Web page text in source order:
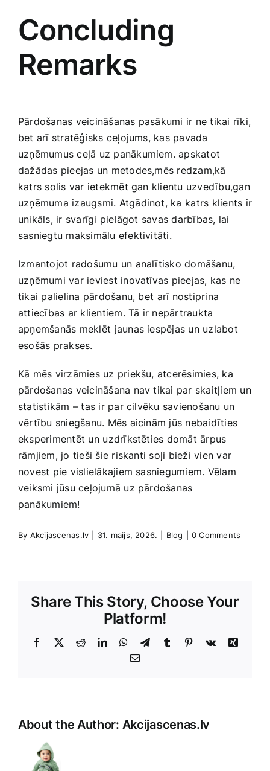
Concluding
Remarks
Pārdošanas veicināšanas pasākumi ir ne tikai rīki,
bet arī stratēģisks ceļojums,‌ kas pavada
uzņēmumus ceļā uz panākumiem.​ apskatot
dažādas pieejas un metodes,mēs redzam,kā
katrs solis var ietekmēt gan klientu uzvedību,gan
uzņēmuma izaugsmi. Atgādinot, ka⁢ katrs klients ir
unikāls, ir svarīgi pielāgot savas darbības, lai
sasniegtu maksimālu efektivitāti.
Izmantojot radošumu un analītisko domāšanu,
uzņēmumi var ieviest inovatīvas‌ pieejas, kas ne
tikai palielina pārdošanu, bet ⁢arī nostiprina
attiecības ar klientiem. Tā ir nepārtraukta
apņemšanās meklēt⁢ jaunas iespējas un uzlabot
esošās prakses.
Kā mēs virzāmies uz priekšu, atcerēsimies, ka
pārdošanas veicināšana nav tikai par skaitļiem un
statistikām – tas ir par cilvēku savienošanu un
vērtību sniegšanu. Mēs ‌aicinām jūs nebaidīties
eksperimentēt un ⁣uzdrīkstēties domāt ārpus
rāmjiem, jo tieši šie riskanti soļi bieži vien var​
novest pie vislielākajiem sasniegumiem. Vēlam
veiksmi jūsu ceļojumā uz pārdošanas
panākumiem!
By Akcijascenas.lv 31. maijs, 2026. Blog 0 Comments
Share This Story, Choose Your
Platform!
Facebook
X RedditLinkedInWhatsApp
TelegramTumblr Pinterest
Vk
Xing
E-
About the Author: Akcijascenas.lv